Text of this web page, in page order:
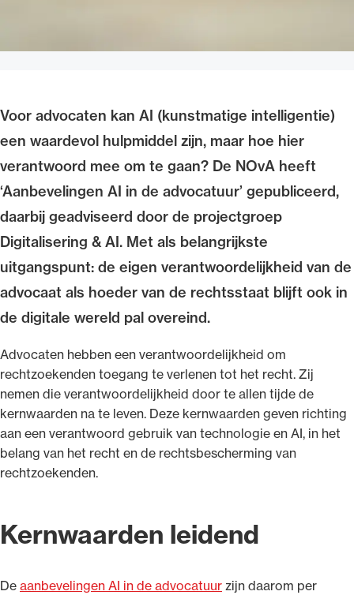
Voor advocaten kan AI (kunstmatige intelligentie)
een waardevol hulpmiddel zijn, maar hoe hier
verantwoord mee om te gaan? De NOvA heeft
‘Aanbevelingen AI in de advocatuur’ gepubliceerd,
daarbij geadviseerd door de projectgroep
Digitalisering & AI. Met als belangrijkste
uitgangspunt: de eigen verantwoordelijkheid van de
advocaat als hoeder van de rechtsstaat blijft ook in
de digitale wereld pal overeind.
Advocaten hebben een verantwoordelijkheid om
rechtzoekenden toegang te verlenen tot het recht. Zij
nemen die verantwoordelijkheid door te allen tijde de
kernwaarden na te leven. Deze kernwaarden geven richting
aan een verantwoord gebruik van technologie en AI, in het
belang van het recht en de rechtsbescherming van
rechtzoekenden.
Kernwaarden leidend
De aanbevelingen AI in de advocatuur zijn daarom per
Alle wet- en regelgeving voor de advocatuur.
Van de Advocatenwet tot de Verordening op
de advocatuur (Voda) en de Regeling op de
Ondersteuning voor advocaten bij hun
beroepsuitoefening: van de advocatenpas tot
het rechtsgebiedenregister en
geheimhoudernummers.